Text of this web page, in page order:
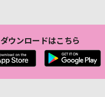
ダウンロードはこちら